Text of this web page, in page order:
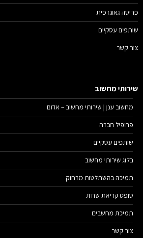
גאוגרפית
עסקיים
קשר
מחשוב
מחשוב ענן | שירותי מחשוב – אדום
פרופיל חברה
שותפים עסקיים
בלוג שירותי מחשוב
תמיכה בהשתלטות מרחוק
טופס קריאת שרות
תמיכת מחשבים
צור קשר